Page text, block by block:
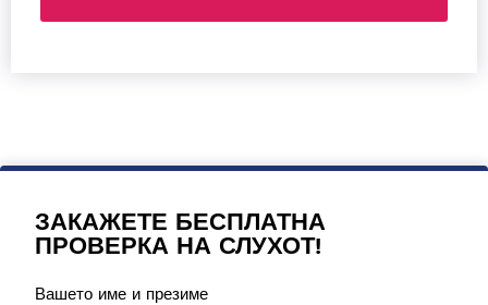
ЗАКАЖЕТЕ БЕСПЛАТНА
ПРОВЕРКА НА СЛУХОТ!
Вашето име и презиме
Please leave this field empty.